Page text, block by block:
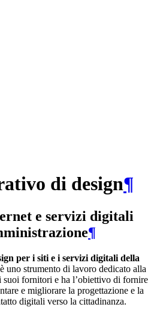
di design¶
e servizi digitali
¶
per i siti e i servizi digitali della
è uno strumento di lavoro dedicato alla
fornitori e ha l’obiettivo di fornire
e migliorare la progettazione e la
digitali verso la cittadinanza.